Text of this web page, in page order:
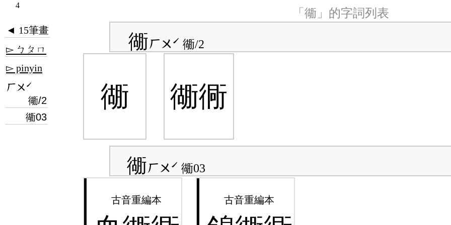
「衚」的字詞列表
◄ 15筆畫
▻ ㄅㄆㄇ
▻ pinyin
ㄏㄨˊ
衚/2
衚03
衚ㄏㄨˊ 衚/2
衚 衚衕
衚ㄏㄨˊ 衚03
4